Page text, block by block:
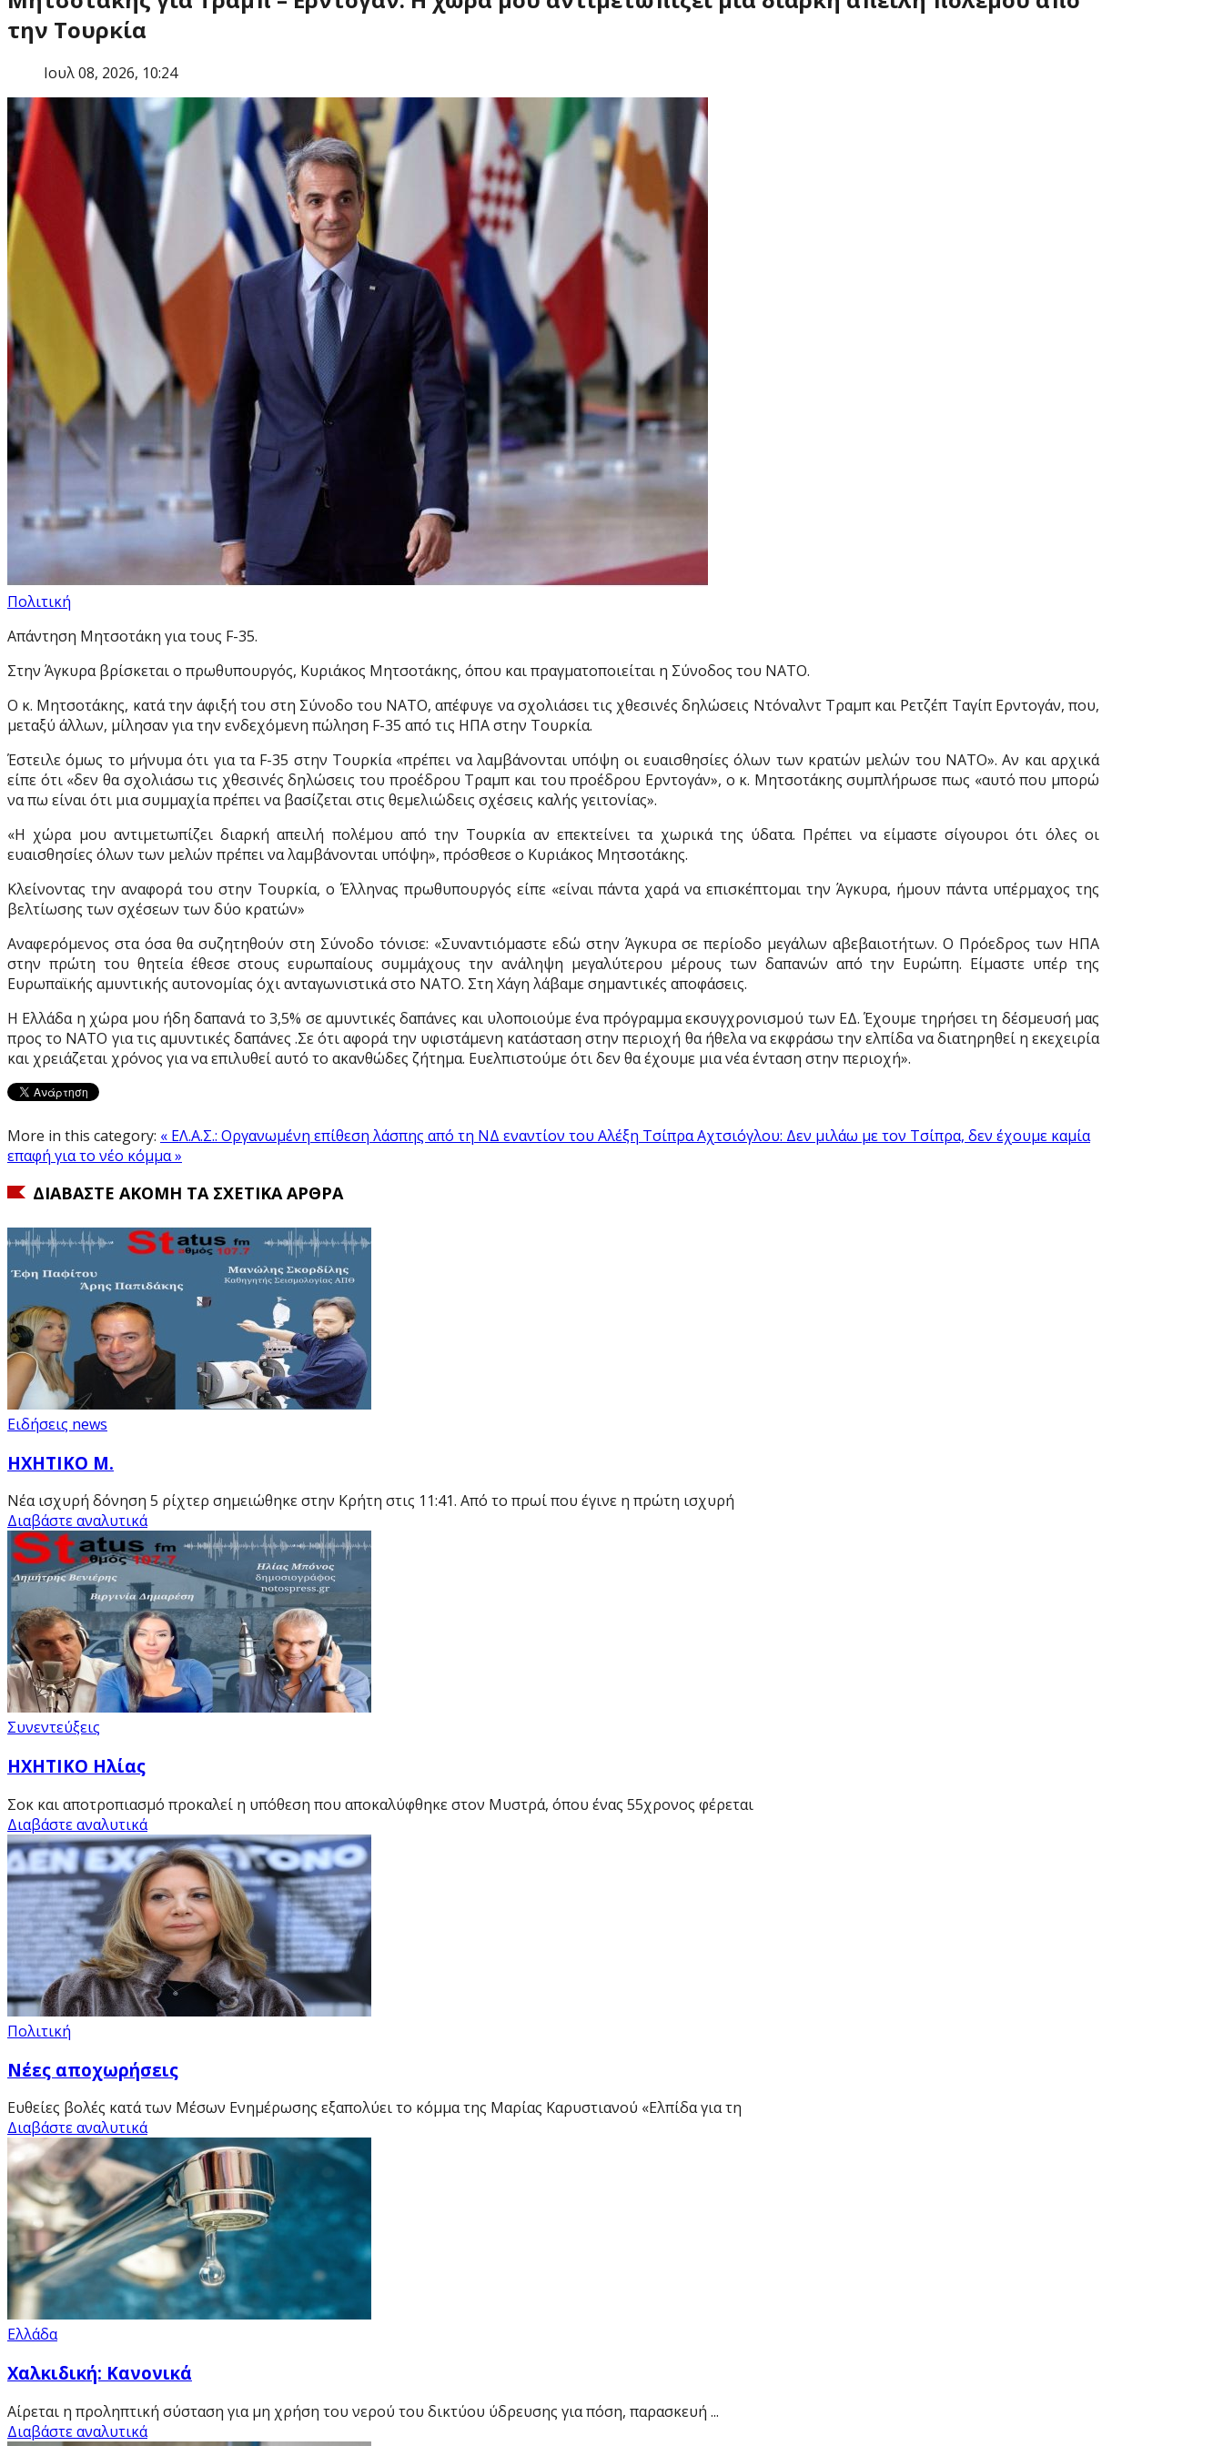
την Τουρκία
Ιουλ 08, 2026, 10:24
Πολιτική
Απάντηση Μητσοτάκη για τους F-35.
Στην Άγκυρα βρίσκεται ο πρωθυπουργός, Κυριάκος Μητσοτάκης, όπου και πραγματοποιείται η Σύνοδος του ΝΑΤΟ.
Ο κ. Μητσοτάκης, κατά την άφιξή του στη Σύνοδο του ΝΑΤΟ, απέφυγε να σχολιάσει τις χθεσινές δηλώσεις Ντόναλντ Τραμπ και Ρετζέπ Ταγίπ Ερντογάν, που,
μεταξύ άλλων, μίλησαν για την ενδεχόμενη πώληση F-35 από τις ΗΠΑ στην Τουρκία.
Έστειλε όμως το μήνυμα ότι για τα F-35 στην Τουρκία «πρέπει να λαμβάνονται υπόψη οι ευαισθησίες όλων των κρατών μελών του ΝΑΤΟ». Αν και αρχικά
είπε ότι «δεν θα σχολιάσω τις χθεσινές δηλώσεις του προέδρου Τραμπ και του προέδρου Ερντογάν», ο κ. Μητσοτάκης συμπλήρωσε πως «αυτό που μπορώ
να πω είναι ότι μια συμμαχία πρέπει να βασίζεται στις θεμελιώδεις σχέσεις καλής γειτονίας».
«Η χώρα μου αντιμετωπίζει διαρκή απειλή πολέμου από την Τουρκία αν επεκτείνει τα χωρικά της ύδατα. Πρέπει να είμαστε σίγουροι ότι όλες οι
ευαισθησίες όλων των μελών πρέπει να λαμβάνονται υπόψη», πρόσθεσε ο Κυριάκος Μητσοτάκης.
Κλείνοντας την αναφορά του στην Τουρκία, ο Έλληνας πρωθυπουργός είπε «είναι πάντα χαρά να επισκέπτομαι την Άγκυρα, ήμουν πάντα υπέρμαχος της
βελτίωσης των σχέσεων των δύο κρατών»
Αναφερόμενος στα όσα θα συζητηθούν στη Σύνοδο τόνισε: «Συναντιόμαστε εδώ στην Άγκυρα σε περίοδο μεγάλων αβεβαιοτήτων. Ο Πρόεδρος των ΗΠΑ
στην πρώτη του θητεία έθεσε στους ευρωπαίους συμμάχους την ανάληψη μεγαλύτερου μέρους των δαπανών από την Ευρώπη. Είμαστε υπέρ της
Ευρωπαϊκής αμυντικής αυτονομίας όχι ανταγωνιστικά στο ΝΑΤΟ. Στη Χάγη λάβαμε σημαντικές αποφάσεις.
Η Ελλάδα η χώρα μου ήδη δαπανά το 3,5% σε αμυντικές δαπάνες και υλοποιούμε ένα πρόγραμμα εκσυγχρονισμού των ΕΔ. Έχουμε τηρήσει τη δέσμευσή μας
προς το ΝΑΤΟ για τις αμυντικές δαπάνες .Σε ότι αφορά την υφιστάμενη κατάσταση στην περιοχή θα ήθελα να εκφράσω την ελπίδα να διατηρηθεί η εκεχειρία
και χρειάζεται χρόνος για να επιλυθεί αυτό το ακανθώδες ζήτημα. Ευελπιστούμε ότι δεν θα έχουμε μια νέα ένταση στην περιοχή».
More in this category: « ΕΛ.Α.Σ.: Οργανωμένη επίθεση λάσπης από τη ΝΔ εναντίον του Αλέξη ΤσίπραΑχτσιόγλου: Δεν μιλάω με τον Τσίπρα, δεν έχουμε καμία
επαφή για το νέο κόμμα »
ΔΙΑΒΆΣΤΕ ΑΚΌΜΗ ΤΑ ΣΧΕΤΙΚΆ ΆΡΘΡΑ
Ειδήσεις news
ΗΧΗΤΙΚΟ Μ.
Νέα ισχυρή δόνηση 5 ρίχτερ σημειώθηκε στην Κρήτη στις 11:41. Από το πρωί που έγινε η πρώτη ισχυρή
Διαβάστε αναλυτικά
Συνεντεύξεις
HXHTIKO Ηλίας
Σοκ και αποτροπιασμό προκαλεί η υπόθεση που αποκαλύφθηκε στον Μυστρά, όπου ένας 55χρονος φέρεται
Διαβάστε αναλυτικά
Πολιτική
Νέες αποχωρήσεις
Ευθείες βολές κατά των Μέσων Ενημέρωσης εξαπολύει το κόμμα της Μαρίας Καρυστιανού «Ελπίδα για τη
Διαβάστε αναλυτικά
Ελλάδα
Χαλκιδική: Κανονικά
Αίρεται η προληπτική σύσταση για μη χρήση του νερού του δικτύου ύδρευσης για πόση, παρασκευή ...
Διαβάστε αναλυτικά